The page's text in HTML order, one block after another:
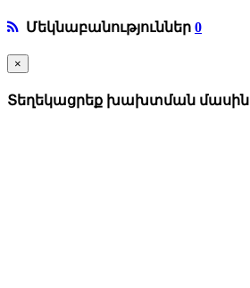
Մեկնաբանություններ 0
×
Տեղեկացրեք խախտման մասին